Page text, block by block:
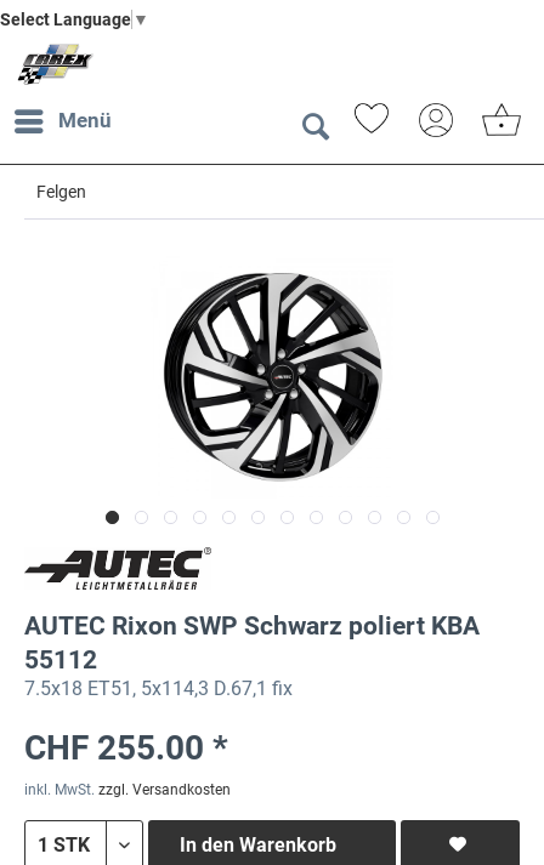
Select Language ▼
Menü
Felgen
AUTEC Rixon SWP Schwarz poliert KBA
55112
7.5x18 ET51, 5x114,3 D.67,1 fix
CHF 255.00 *
inkl. MwSt. zzgl. Versandkosten
In den Warenkorb